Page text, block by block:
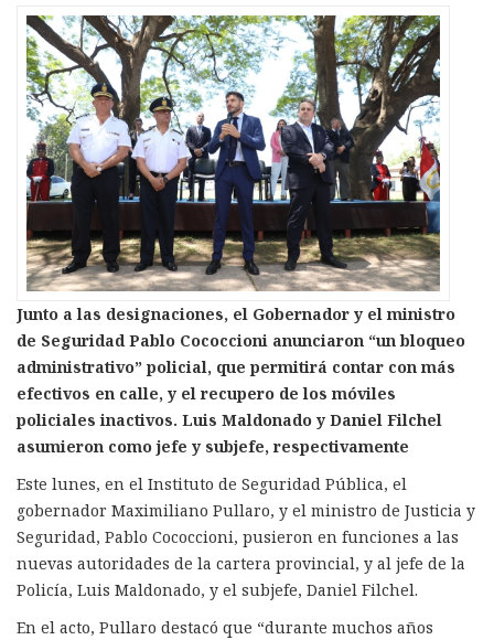
Junto a las designaciones, el Gobernador y el ministro
de Seguridad Pablo Cococcioni anunciaron “un bloqueo
administrativo” policial, que permitirá contar con más
efectivos en calle, y el recupero de los móviles
policiales inactivos. Luis Maldonado y Daniel Filchel
asumieron como jefe y subjefe, respectivamente
Este lunes, en el Instituto de Seguridad Pública, el
gobernador Maximiliano Pullaro, y el ministro de Justicia y
Seguridad, Pablo Cococcioni, pusieron en funciones a las
nuevas autoridades de la cartera provincial, y al jefe de la
Policía, Luis Maldonado, y el subjefe, Daniel Filchel.
En el acto, Pullaro destacó que “durante muchos años